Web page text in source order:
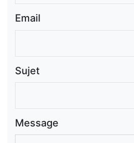
Email
Sujet
Message